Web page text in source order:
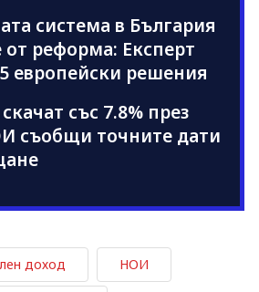
система в България
от реформа: Експерт
европейски решения
със 7.8% през
съобщи точните дати
доход НОИ